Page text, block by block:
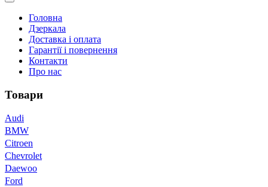
Головна
Дзеркала
Доставка і оплата
Гарантії і повернення
Контакти
Про нас
Товари
Audi
BMW
Citroen
Chevrolet
Daewoo
Ford